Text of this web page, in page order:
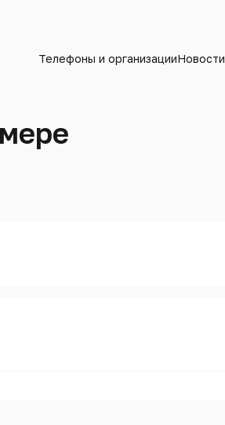
Телефоны и организацииНовости